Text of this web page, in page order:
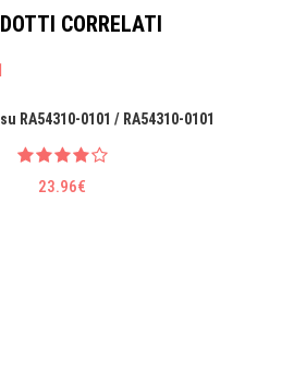
CORRELATI
RA54310-0101 / RA54310-0101
23.96€